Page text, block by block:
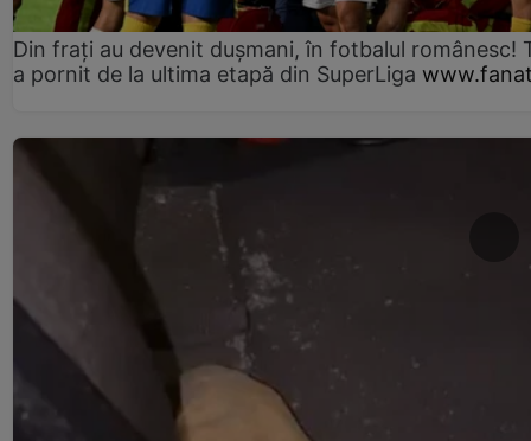
Din frați au devenit dușmani, în fotbalul românesc!
a pornit de la ultima etapă din SuperLiga